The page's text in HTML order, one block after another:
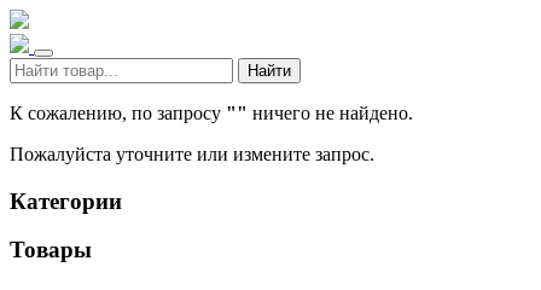
Найти
К сожалению, по запросу "" ничего не найдено.
Пожалуйста уточните или измените запрос.
Категории
Товары